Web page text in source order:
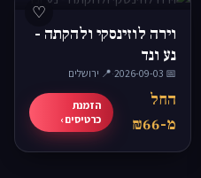
♡
וירה לוזינסקי ולהקתה -
נע ונד
📅 2026-09-03
·📍 ירושלים
החל
מ-₪66
הזמנת
כרטיסים ›